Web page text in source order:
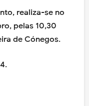
realiza-se no
pelas 10,30
de Cónegos.